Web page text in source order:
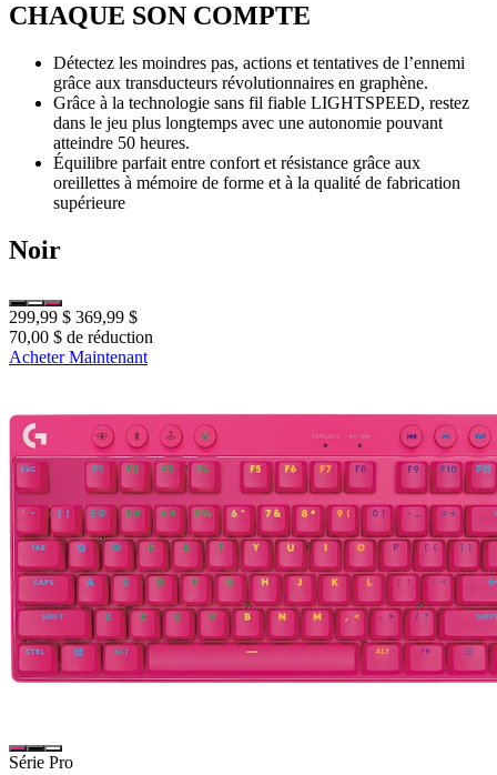
CHAQUE SON COMPTE
Détectez les moindres pas, actions et tentatives de l’ennemi
grâce aux transducteurs révolutionnaires en graphène.
Grâce à la technologie sans fil fiable LIGHTSPEED, restez
dans le jeu plus longtemps avec une autonomie pouvant
atteindre 50 heures.
Équilibre parfait entre confort et résistance grâce aux
oreillettes à mémoire de forme et à la qualité de fabrication
supérieure
Noir
299,99 $ 369,99 $
70,00 $ de réduction
Acheter Maintenant
Série Pro